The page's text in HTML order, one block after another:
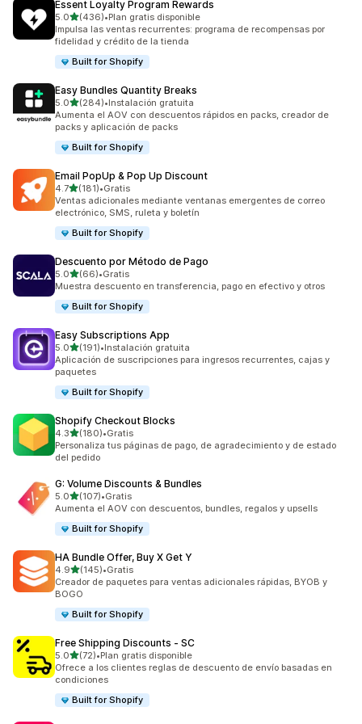
Essent Loyalty Program Rewards
5.0de 5 estrellas
(436)
436 reseñas en total
•Plan gratis disponible
Impulsa las ventas recurrentes: programa de recompensas por
fidelidad y crédito de la tienda
Built for Shopify
Easy Bundles Quantity Breaks
5.0de 5 estrellas
(284)
284 reseñas en total
•Instalación gratuita
Aumenta el AOV con descuentos rápidos en packs, creador de
packs y aplicación de packs
Built for Shopify
Email PopUp & Pop Up Discount
4.7de 5 estrellas
(181)
181 reseñas en total
•Gratis
Ventas adicionales mediante ventanas emergentes de correo
electrónico, SMS, ruleta y boletín
Built for Shopify
Descuento por Método de Pago
5.0de 5 estrellas
(66)
66 reseñas en total
•Gratis
Muestra descuento en transferencia, pago en efectivo y otros
Built for Shopify
Easy Subscriptions App
5.0de 5 estrellas
(191)
191 reseñas en total
•Instalación gratuita
Aplicación de suscripciones para ingresos recurrentes, cajas y
paquetes
Built for Shopify
Shopify Checkout Blocks
4.3de 5 estrellas
(180)
180 reseñas en total
•Gratis
Personaliza tus páginas de pago, de agradecimiento y de estado
del pedido
G: Volume Discounts & Bundles
5.0de 5 estrellas
(107)
107 reseñas en total
•Gratis
Aumenta el AOV con descuentos, bundles, regalos y upsells
Built for Shopify
HA Bundle Offer, Buy X Get Y
4.9de 5 estrellas
(145)
145 reseñas en total
•Gratis
Creador de paquetes para ventas adicionales rápidas, BYOB y
BOGO
Built for Shopify
Free Shipping Discounts ‑ SC
5.0de 5 estrellas
(72)
72 reseñas en total
•Plan gratis disponible
Ofrece a los clientes reglas de descuento de envío basadas en
condiciones
Built for Shopify